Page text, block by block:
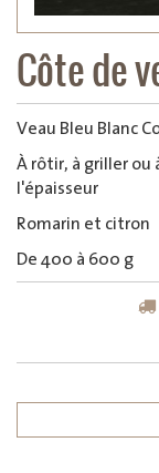
Côte de
Veau Bleu Blanc
À rôtir, à griller
l'épaisseur
Romarin et citron
De 400 à 600 g